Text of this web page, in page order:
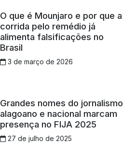
O que é Mounjaro e por que a
corrida pelo remédio já
alimenta falsificações no
Brasil
3 de março de 2026
Grandes nomes do jornalismo
alagoano e nacional marcam
presença no FIJA 2025
27 de julho de 2025